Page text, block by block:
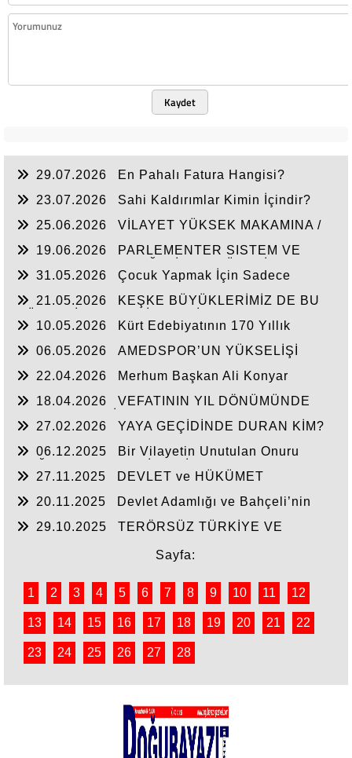
Kaydet
29.07.2026
En Pahalı Fatura Hangisi?
23.07.2026
Sahi Kaldırımlar Kimin İçindir?
25.06.2026
VİLAYET YÜKSEK MAKAMINA /
19.06.2026
PARLEMENTER SISTEM VE
DEĞERLENDIRME
31.05.2026
Çocuk Yapmak İçin Sadece
21.05.2026
KEŞKE BÜYÜKLERİMİZ DE BU
10.05.2026
Kürt Edebiyatının 170 Yıllık
06.05.2026
AMEDSPOR’UN YÜKSELİŞİ
22.04.2026
Merhum Başkan Ali Konyar
18.04.2026
VEFATININ YIL DÖNÜMÜNDE
27.02.2026
YAYA GEÇİDİNDE DURAN KİM?
06.12.2025
Bir Vilayetin Unutulan Onuru
27.11.2025
DEVLET ve HÜKÜMET
20.11.2025
Devlet Adamlığı ve Bahçeli’nin
29.10.2025
TERÖRSÜZ TÜRKİYE VE
Sayfa:
1 2 3 4 5 6 7 8 9 10 11 12
13 14 15 16 17 18 19 20 21 22
23 24 25 26 27 28